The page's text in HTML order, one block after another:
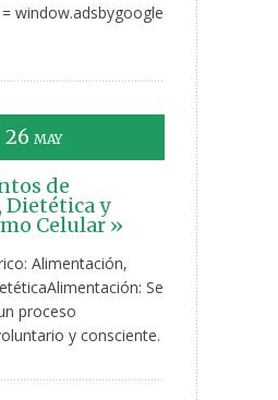
window.adsbygoogle
26 MAY
de
y
Celular »
Alimentación,
Se
proceso
y consciente.